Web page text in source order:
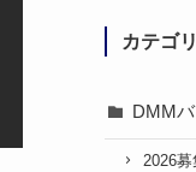
カテゴ
DMM
2026